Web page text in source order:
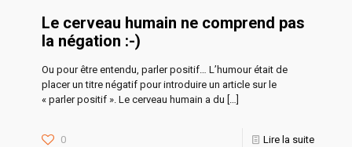
Le cerveau humain ne comprend pas
la négation :-)
Ou pour être entendu, parler positif… L’humour était de
placer un titre négatif pour introduire un article sur le
« parler positif ». Le cerveau humain a du […]
0 Lire la suite